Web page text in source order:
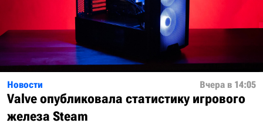
Новости Вчера в 14:05
Valve опубликовала статистику игрового
железа Steam